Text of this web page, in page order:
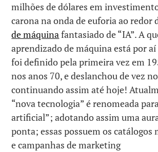
milhões de dólares em
carona na onda de euforia ao redor
de máquinafantasiado de “IA”. A
aprendizado de máquina está por aí
foi definido pela primeira vez em
nos anos 70, e deslanchou de vez
continuando assim até hoje!
“nova tecnologia” é renomeada
artificial”; adotando assim uma
ponta; essas possuem os catálogos
e campanhas de marketing